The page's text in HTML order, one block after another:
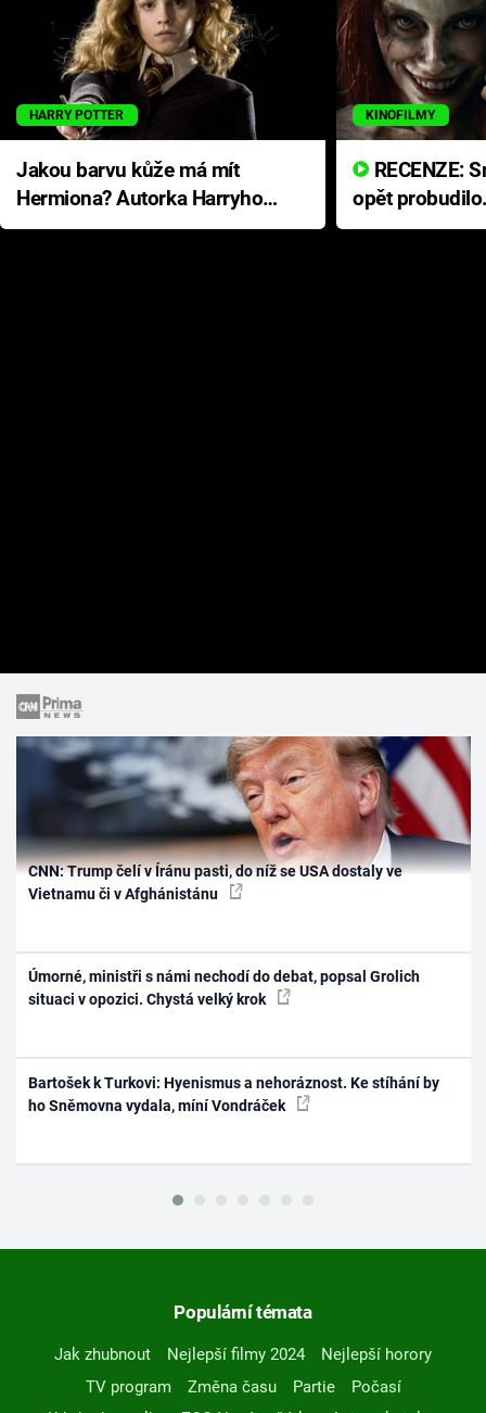
HARRY POTTER
Jakou barvu kůže má mít
Hermiona? Autorka Harryho
Pottera přišla s ráznou
KINOFILMY
opět
přichází s
CNN: Trump čelí v Íránu pasti, do níž se USA dostaly ve
Vietnamu či v Afghánistánu
Úmorné, ministři s námi nechodí do debat, popsal Grolich
situaci v opozici. Chystá velký krok
Bartošek k Turkovi: Hyenismus a nehoráznost. Ke stíhání by
ho Sněmovna vydala, míní Vondráček
Populární témata
Jak zhubnout Nejlepší filmy 2024
Nejlepší horory
TV program
Změna času Partie
Počasí